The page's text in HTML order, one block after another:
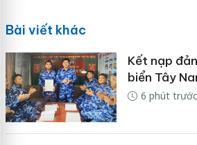
Bài viết khác
Kết nạp
biển Tây
6 phút trước